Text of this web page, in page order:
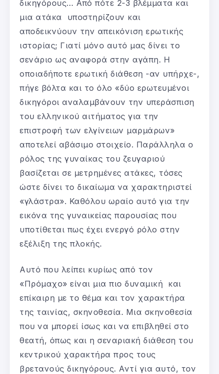
δικηγόρους… Από πότε 2-3 βλέμματα και
μια ατάκα υποστηρίζουν και
αποδεικνύουν την απεικόνιση ερωτικής
ιστορίας; Γιατί μόνο αυτό μας δίνει το
σενάριο ως αναφορά στην αγάπη. Η
οποιαδήποτε ερωτική διάθεση -αν υπήρχε-,
πήγε βόλτα και το όλο «δύο ερωτευμένοι
δικηγόροι αναλαμβάνουν την υπεράσπιση
του ελληνικού αιτήματος για την
επιστροφή των ελγίνειων μαρμάρων»
αποτελεί αβάσιμο στοιχείο. Παράλληλα ο
ρόλος της γυναίκας του ζευγαριού
βασίζεται σε μετρημένες ατάκες, τόσες
ώστε δίνει το δικαίωμα να χαρακτηριστεί
«γλάστρα». Καθόλου ωραίο αυτό για την
εικόνα της γυναικείας παρουσίας που
υποτίθεται πως έχει ενεργό ρόλο στην
εξέλιξη της πλοκής.
Αυτό που λείπει κυρίως από τον
«Πρόμαχο» είναι μια πιο δυναμική και
επίκαιρη με το θέμα και τον χαρακτήρα
της ταινίας, σκηνοθεσία. Μια σκηνοθεσία
που να μπορεί ίσως και να επιβληθεί στο
θεατή, όπως και η σεναριακή διάθεση του
κεντρικού χαρακτήρα προς τους
βρετανούς δικηγόρους. Αντί για αυτό, τον